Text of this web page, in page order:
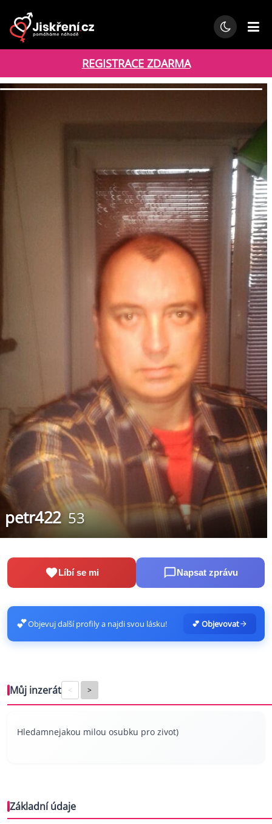
REGISTRACE ZDARMA
petr422 53
Líbí se mi Napsat zprávu
💕Objevuj další profily a najdi svou lásku! 💕 Objevovat
Můj inzerát < >
Hledamnejakou milou osubku pro zivot)
Základní údaje